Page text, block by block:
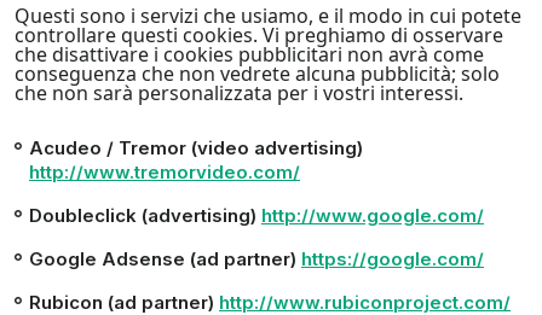
Questi sono i servizi che usiamo, e il modo in cui potete
controllare questi cookies. Vi preghiamo di osservare
che disattivare i cookies pubblicitari non avrà come
conseguenza che non vedrete alcuna pubblicità; solo
che non sarà personalizzata per i vostri interessi.
Acudeo / Tremor (video advertising)
http://www.tremorvideo.com/
Doubleclick (advertising) http://www.google.com/
Google Adsense (ad partner) https://google.com/
Rubicon (ad partner) http://www.rubiconproject.com/